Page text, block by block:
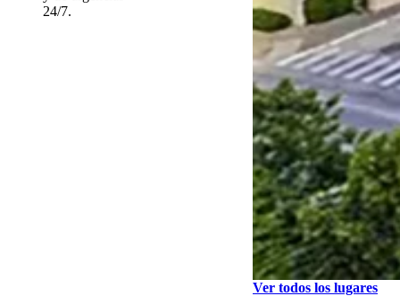
24/7.
Ver todos los lugares